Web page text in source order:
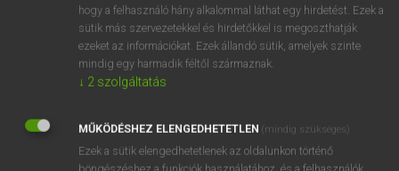
spawner
hogy a felhasználó hány alkalommal láthat egy hirdetést. Ezek a
sütik más szervezetekkel és hirdetőkkel is megoszthatják
ezeket az információkat. Ezek állandó sütik, amelyek szinte
mindig egy harmadik féltől származnak.
↓ 2 szolgáltatás
MŰKÖDÉSHEZ ELENGEDHETETLEN (mindig szükséges)
Ezek a sütik elengedhetetlenek az oldalunkon történő